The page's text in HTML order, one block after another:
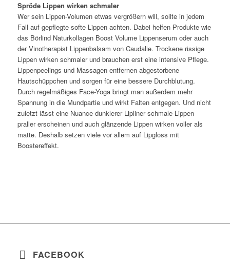
Spröde Lippen wirken schmaler
Wer sein Lippen-Volumen etwas vergrößern will, sollte in jedem
Fall auf gepflegte softe Lippen achten. Dabei helfen Produkte wie
das Börlind Naturkollagen Boost Volume Lippenserum oder auch
der Vinotherapist Lippenbalsam von Caudalie. Trockene rissige
Lippen wirken schmaler und brauchen erst eine intensive Pflege.
Lippenpeelings und Massagen entfernen abgestorbene
Hautschüppchen und sorgen für eine bessere Durchblutung.
Durch regelmäßiges Face-Yoga bringt man außerdem mehr
Spannung in die Mundpartie und wirkt Falten entgegen. Und nicht
zuletzt lässt eine Nuance dunklerer Lipliner schmale Lippen
praller erscheinen und auch glänzende Lippen wirken voller als
matte. Deshalb setzen viele vor allem auf Lipgloss mit
Boostereffekt.
FACEBOOK